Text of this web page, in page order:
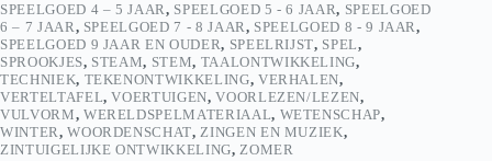
SPEELGOED 4 – 5 JAAR, SPEELGOED 5 - 6 JAAR, SPEELGOED
6 – 7 JAAR, SPEELGOED 7 - 8 JAAR, SPEELGOED 8 - 9 JAAR,
SPEELGOED 9 JAAR EN OUDER, SPEELRIJST, SPEL,
SPROOKJES, STEAM, STEM, TAALONTWIKKELING,
TECHNIEK, TEKENONTWIKKELING, VERHALEN,
VERTELTAFEL,VOERTUIGEN,VOORLEZEN/LEZEN,
VULVORM, WERELDSPELMATERIAAL, WETENSCHAP,
WINTER,WOORDENSCHAT,ZINGEN EN MUZIEK,
ZINTUIGELIJKE ONTWIKKELING,ZOMER